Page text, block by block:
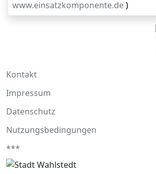
www.einsatzkomponente.de)
Kontakt
Impressum
Datenschutz
Nutzungsbedingungen
***